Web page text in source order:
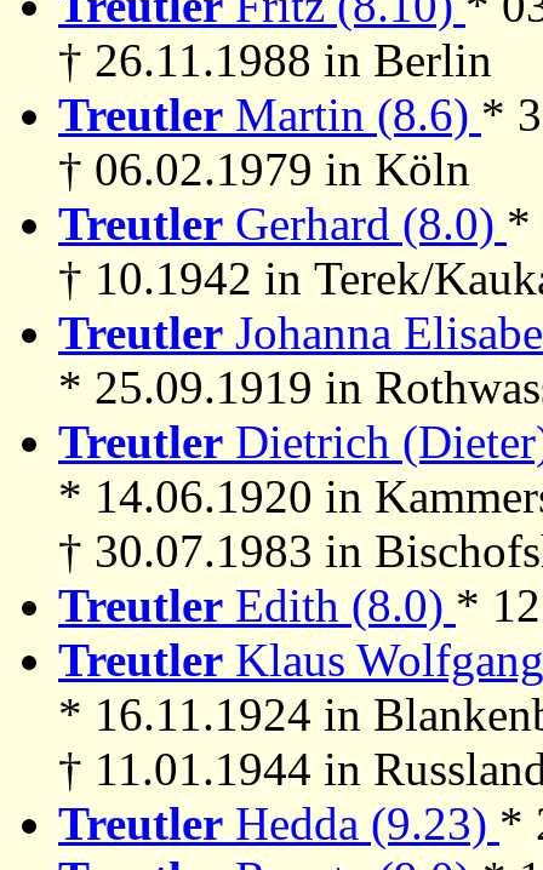
† 26.11.1988 in Berlin
Treutler Martin (8.6) *
† 06.02.1979 in Köln
Treutler Gerhard (8.0) *
† 10.1942 in Terek/
Treutler Johanna
* 25.09.1919 in
Treutler Dietrich
* 14.06.1920 in
† 30.07.1983 in
Treutler Edith (8.0) *
Treutler Klaus
* 16.11.1924 in
† 11.01.1944 in
Treutler Hedda (9.23) *